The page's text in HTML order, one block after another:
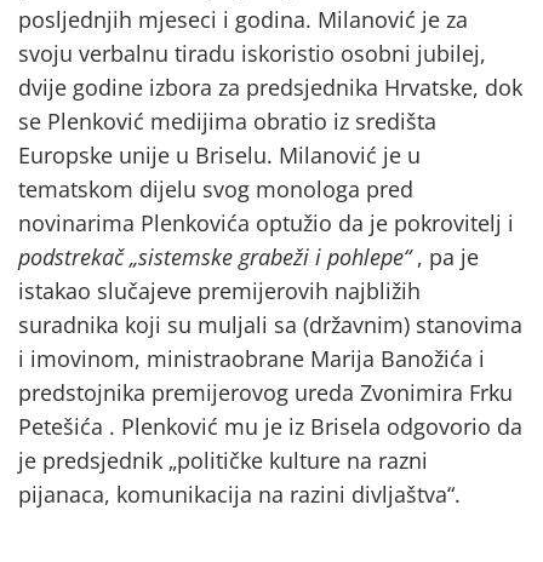
posljednjih mjeseci i godina. Milanović je za
svoju verbalnu tiradu iskoristio osobni jubilej,
dvije godine izbora za predsjednika Hrvatske, dok
se Plenković medijima obratio iz središta
Europske unije u Briselu. Milanović je u
tematskom dijelu svog monologa pred
novinarima Plenkovića optužio da je pokrovitelj i
podstrekač „sistemske grabeži i pohlepe“, pa je
istakao slučajeve premijerovih najbližih
suradnika koji su muljali sa (državnim) stanovima
i imovinom, ministraobrane Marija Banožića i
predstojnika premijerovog ureda Zvonimira Frku
Petešića . Plenković mu je iz Brisela odgovorio da
je predsjednik „političke kulture na razni
pijanaca, komunikacija na razini divljaštva“.